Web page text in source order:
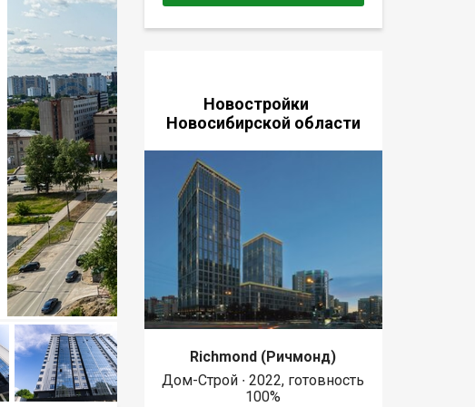
Новостройки
Новосибирской области
Richmond (Ричмонд)
Дом-Строй ∙ 2022, готовность
100%